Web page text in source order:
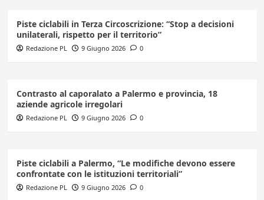
Piste ciclabili in Terza Circoscrizione: “Stop a decisioni
unilaterali, rispetto per il territorio”
Redazione PL 9 Giugno 2026 0
Contrasto al caporalato a Palermo e provincia, 18
aziende agricole irregolari
Redazione PL 9 Giugno 2026 0
Piste ciclabili a Palermo, “Le modifiche devono essere
confrontate con le istituzioni territoriali”
Redazione PL 9 Giugno 2026 0